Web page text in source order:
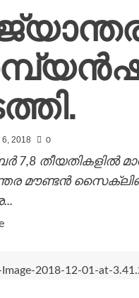
50
കേന്ദ്രങ്ങള്‍:
കടകംപള്ളി
സുരേന്ദ്രന്‍
6, 2018 0
7,8 തീയതികളില്‍
മൗണ്ടന്‍
Read
രാജ്യാന്തര